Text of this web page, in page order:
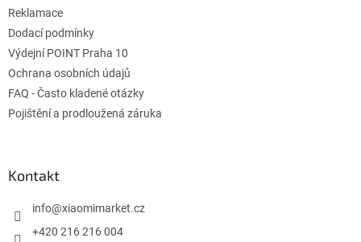
Reklamace
Dodací podmínky
Výdejní POINT Praha 10
Ochrana osobních údajů
FAQ - Často kladené otázky
Pojištění a prodloužená záruka
Kontakt
info@xiaomimarket.cz
+420 216 216 004